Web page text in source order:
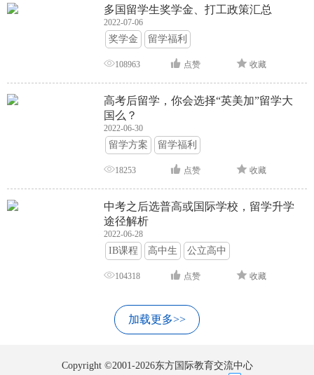
多国留学生奖学金、打工政策汇总
2022-07-06
奖学金 留学福利
108963 点赞 收藏
高考后留学，你会选择“英美加”留学大
国么？
2022-06-30
留学方案 留学福利
18253 点赞 收藏
中考之后选普高或国际学校，留学升学
途径解析
2022-06-28
IB课程 高中生 公立高中
104318 点赞 收藏
加载更多>>
Copyright ©2001-2026东方国际教育交流中心